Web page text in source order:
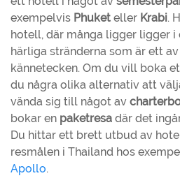
exempelvis Phuket eller Krabi.
hotell, där många ligger ligger
härliga stränderna som är ett
kännetecken. Om du vill boka
du några olika alternativ att
vända sig till något av
bokar en paketresa där det
Du hittar ett brett utbud av
resmålen i Thailand hos
Apollo.